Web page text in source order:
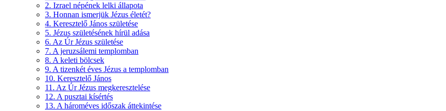
2. Izrael népének lelki állapota
3. Honnan ismerjük Jézus életét?
4. Keresztelő János születése
5. Jézus születésének hírül adása
6. Az Úr Jézus születése
7. A jeruzsálemi templomban
8. A keleti bölcsek
9. A tizenkét éves Jézus a templomban
10. Keresztelő János
11. Az Úr Jézus megkeresztelése
12. A pusztai kísértés
13. A hároméves időszak áttekintése